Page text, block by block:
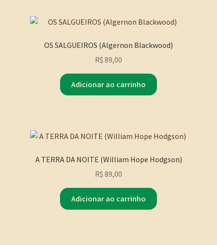
OS SALGUEIROS (Algernon Blackwood)
R$ 89,00
Adicionar ao carrinho
A TERRA DA NOITE (William Hope Hodgson)
R$ 89,00
Adicionar ao carrinho